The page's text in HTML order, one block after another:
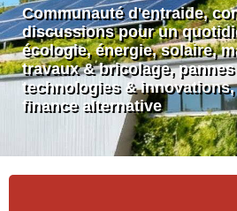
Communauté d'entraide,
discussions pour un
écologie, énergie, solaire,
travaux & bricolage,
technologies &
finance alternative